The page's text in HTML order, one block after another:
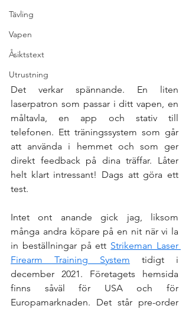
Tävling
Vapen
Åsiktstext
Utrustning
Det verkar spännande. En liten
laserpatron som passar i ditt vapen, en
måltavla, en app och stativ till
telefonen. Ett träningssystem som går
att använda i hemmet och som ger
direkt feedback på dina träffar. Låter
helt klart intressant! Dags att göra ett
test.
Intet ont anande gick jag, liksom
många andra köpare på en nit när vi la
in beställningar på ett Strikeman Laser
Firearm Training System tidigt i
december 2021. Företagets hemsida
finns såväl för USA och för
Europamarknaden. Det står pre-order